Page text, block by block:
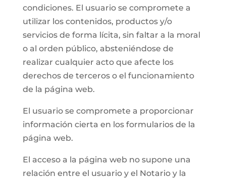
condiciones. El usuario se compromete a
utilizar los contenidos, productos y/o
servicios de forma lícita, sin faltar a la moral
o al orden público, absteniéndose de
realizar cualquier acto que afecte los
derechos de terceros o el funcionamiento
de la página web.
El usuario se compromete a proporcionar
información cierta en los formularios de la
página web.
El acceso a la página web no supone una
relación entre el usuario y el Notario y la